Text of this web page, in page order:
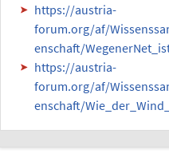
https://austria-
forum.org/af/
enschaft/
https://austria-
forum.org/af/
enschaft/